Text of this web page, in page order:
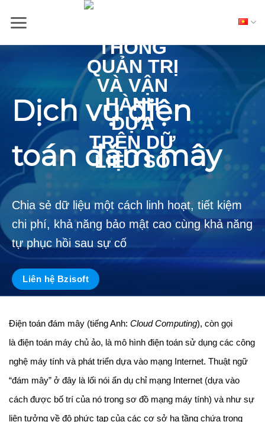
Dịch vụ điện
toán đám mây
Chia sẻ dữ liệu một cách linh hoạt, tiết kiệm
chi phí, khả năng bảo mật cao cùng khả năng
tự phục hồi sau sự cố
Liên hệ Bzisoft
Điện toán đám mây (tiếng Anh: Cloud Computing), còn gọi
là điện toán máy chủ ảo, là mô hình điện toán sử dụng các công
nghệ máy tính và phát triển dựa vào mạng Internet. Thuật ngữ
“đám mây” ở đây là lối nói ẩn dụ chỉ mạng Internet (dựa vào
cách được bố trí của nó trong sơ đồ mạng máy tính) và như sự
liên tưởng về độ phức tạp của các cơ sở hạ tầng chứa trong